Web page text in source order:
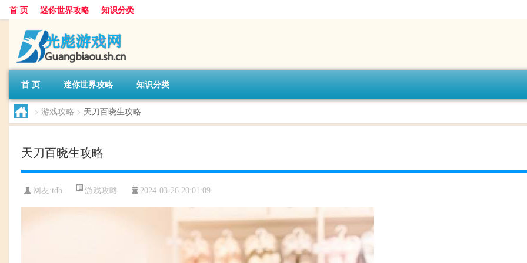
首 页 迷你世界攻略 知识分类
首 页 迷你世界攻略 知识分类
> 游戏攻略 > 天刀百晓生攻略
天刀百晓生攻略
网友:tdb 游戏攻略 2024-03-26 20:01:09